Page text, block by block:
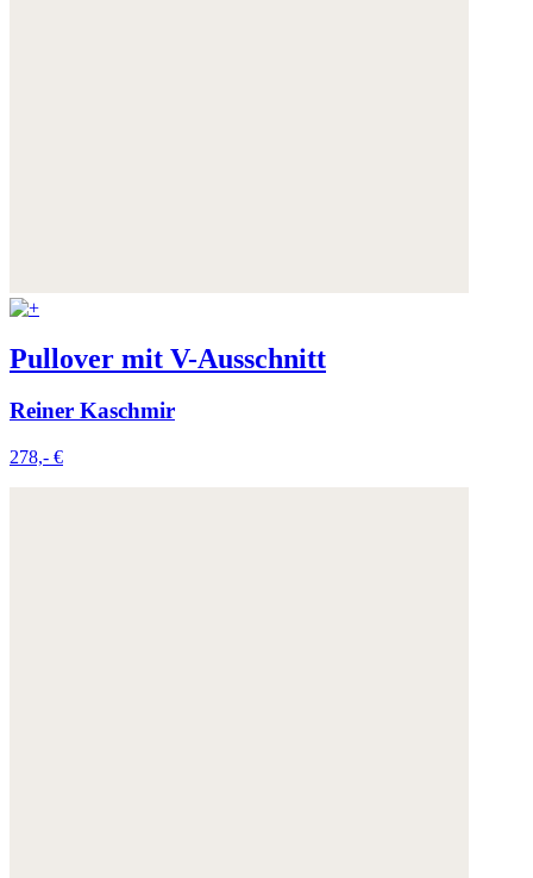
Pullover mit V-Ausschnitt
Reiner Kaschmir
278,- €